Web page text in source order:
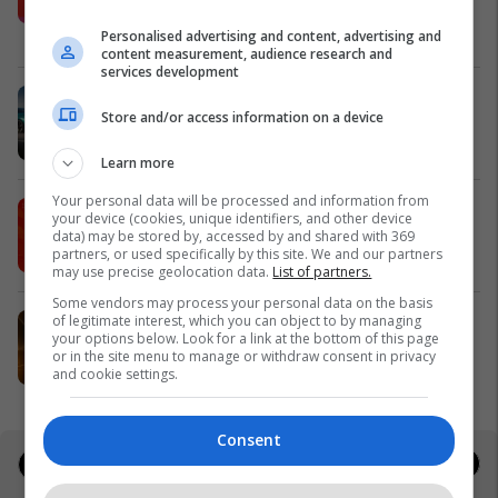
Meridian
të preferuara Peugeot
IPKO vazhdon partneritetin me
Sunny Hill Festival 2026
IPKO
EXPO DIASPORA 2026 mbahet më
3, 4 dhe 5 gusht në Prishtinë
Expo Prishtina
Jobs Real Estate
Personalised advertising and content, advertising and
content measurement, audience research and
services development
Store and/or access information on a device
Learn more
Your personal data will be processed and information from
your device (cookies, unique identifiers, and other device
data) may be stored by, accessed by and shared with 369
partners, or used specifically by this site. We and our partners
may use precise geolocation data. List of partners.
Some vendors may process your personal data on the basis
of legitimate interest, which you can object to by managing
your options below. Look for a link at the bottom of this page
or in the site menu to manage or withdraw consent in privacy
and cookie settings.
Consent